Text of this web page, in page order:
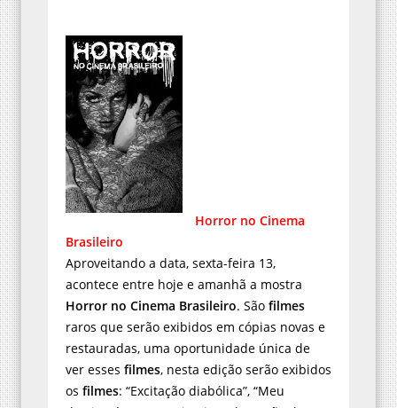
Horror no Cinema
Brasileiro
Aproveitando a data, sexta-feira 13,
acontece entre hoje e amanhã a mostra
Horror no Cinema Brasileiro. São filmes
raros que serão exibidos em cópias novas e
restauradas, uma oportunidade única de
ver esses filmes, nesta edição serão exibidos
os filmes: “Excitação diabólica”, “Meu